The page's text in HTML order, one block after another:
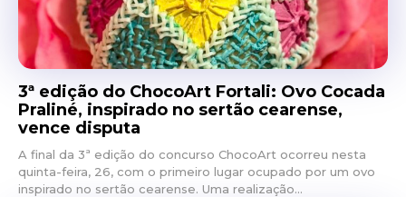
3ª edição do ChocoArt Fortali: Ovo Cocada
Praliné, inspirado no sertão cearense,
vence disputa
A final da 3ª edição do concurso ChocoArt ocorreu nesta
quinta-feira, 26, com o primeiro lugar ocupado por um ovo
inspirado no sertão cearense. Uma realização...